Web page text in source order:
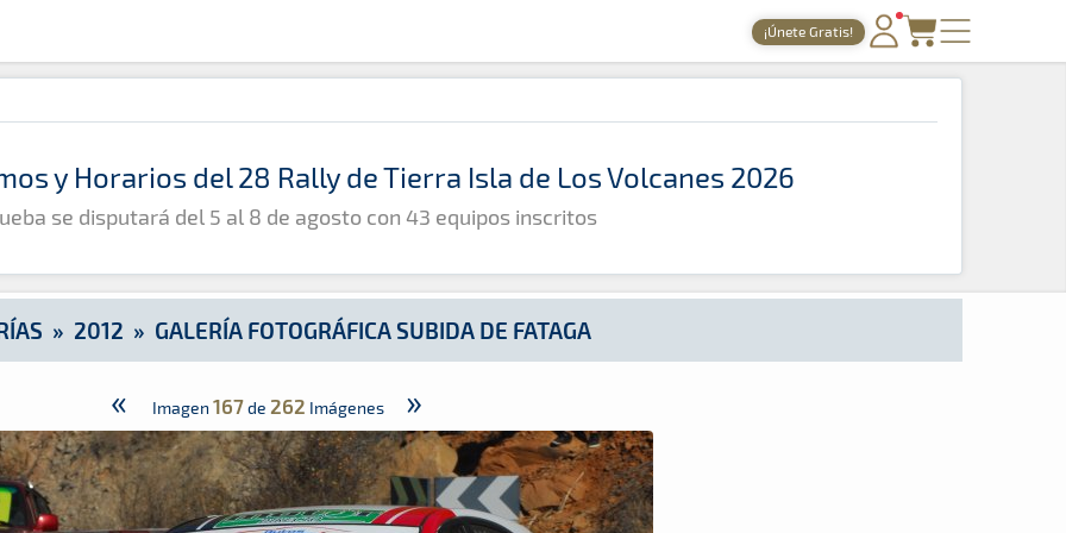
¡Únete Gratis!
PORTADA
TIEMPOS ONLINE
GALERÍAS
ARCHIVO
Fataga
y Horarios del 28 Rally de Tierra Isla de Los Volcanes 2026
se disputará del 5 al 8 de agosto con 43 equipos inscritos
» 2012 » GALERÍA FOTOGRÁFICA SUBIDA DE FATAGA
« Imagen 167de 262 Imágenes »